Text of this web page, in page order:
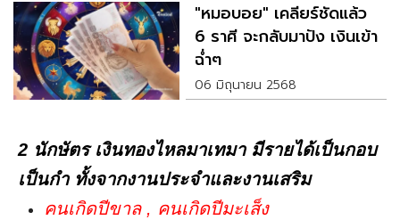
"หมอบอย" เคลียร์ชัดแล้ว
6 ราศี จะกลับมาปัง เงินเข้า
ฉ่ำๆ
06 มิถุนายน 2568
2 นักษัตร เงินทองไหลมาเทมา มีรายได้เป็นกอบ
เป็นกำ ทั้งจากงานประจำและงานเสริม
คนเกิดปีขาล , คนเกิดปีมะเส็ง